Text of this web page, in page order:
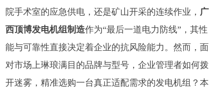
院手术室的应急供电，还是矿山开采的连续作业， 广
西顶博发电机组制造作为“最后一道电力防线”，其性
能与可靠性直接决定着企业的抗风险能力。然而，面
对市场上琳琅满目的品牌与型号，企业管理者如何拨
开迷雾，精准选购一台真正适配需求的发电机组？本